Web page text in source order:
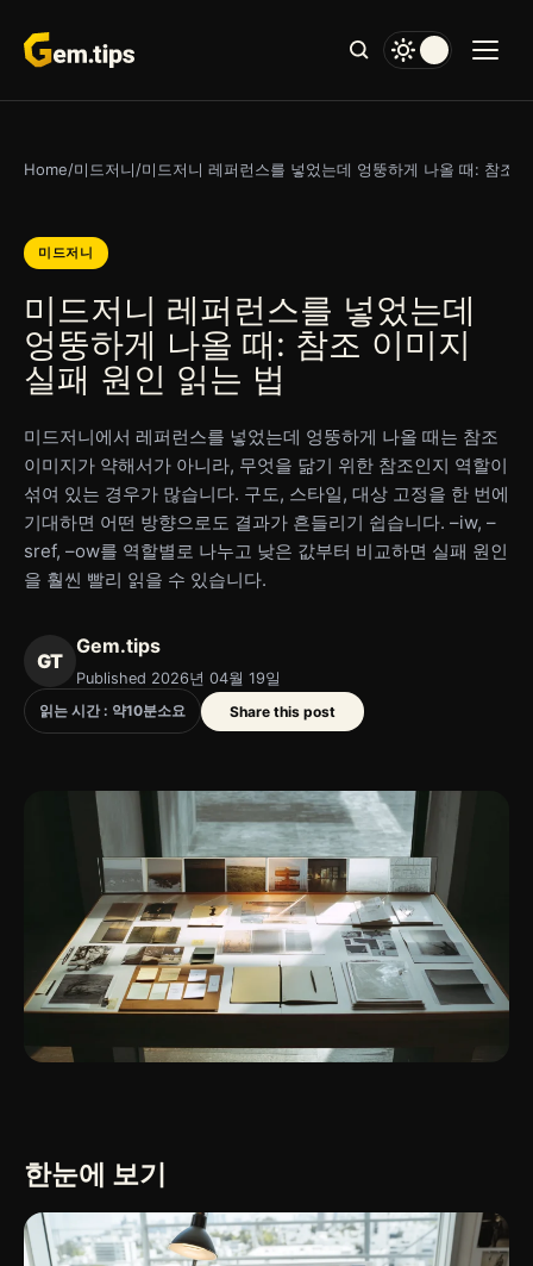
문
로
뛰
Home/미드저니/미드저니 레퍼런스를 넣었는데 엉뚱하게 나올 때: 참조
미드저니
미드저니 레퍼런스를 넣었는데
엉뚱하게 나올 때: 참조 이미지
실패 원인 읽는 법
미드저니에서 레퍼런스를 넣었는데 엉뚱하게 나올 때는 참조
이미지가 약해서가 아니라, 무엇을 닮기 위한 참조인지 역할이
섞여 있는 경우가 많습니다. 구도, 스타일, 대상 고정을 한 번에
기대하면 어떤 방향으로도 결과가 흔들리기 쉽습니다. –iw, –
sref, –ow를 역할별로 나누고 낮은 값부터 비교하면 실패 원인
을 훨씬 빨리 읽을 수 있습니다.
GT
Gem.tips
Published 2026년 04월 19일
읽는 시간 : 약10분소요 Share this post
한눈에 보기